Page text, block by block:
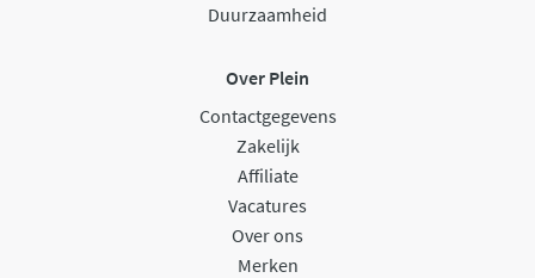
Duurzaamheid
Over Plein
Contactgegevens
Zakelijk
Affiliate
Vacatures
Over ons
Merken